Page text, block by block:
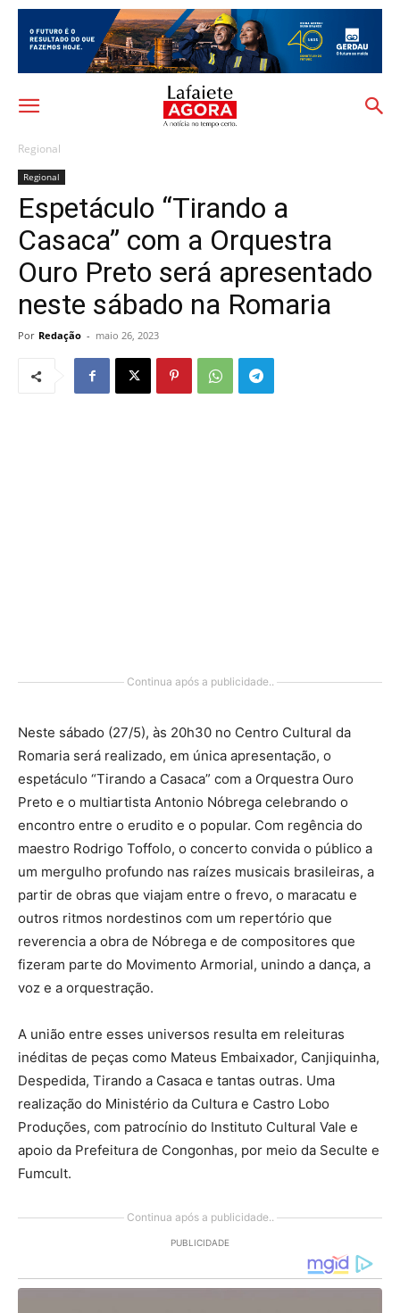
Regional
Regional
Espetáculo “Tirando a
Casaca” com a Orquestra
Ouro Preto será apresentado
neste sábado na Romaria
Por Redação - maio 26, 2023
Continua após a publicidade..
Neste sábado (27/5), às 20h30 no Centro Cultural da
Romaria será realizado, em única apresentação, o
espetáculo “Tirando a Casaca” com a Orquestra Ouro
Preto e o multiartista Antonio Nóbrega celebrando o
encontro entre o erudito e o popular. Com regência do
maestro Rodrigo Toffolo, o concerto convida o público a
um mergulho profundo nas raízes musicais brasileiras, a
partir de obras que viajam entre o frevo, o maracatu e
outros ritmos nordestinos com um repertório que
reverencia a obra de Nóbrega e de compositores que
fizeram parte do Movimento Armorial, unindo a dança, a
voz e a orquestração.
A união entre esses universos resulta em releituras
inéditas de peças como Mateus Embaixador, Canjiquinha,
Despedida, Tirando a Casaca e tantas outras. Uma
realização do Ministério da Cultura e Castro Lobo
Produções, com patrocínio do Instituto Cultural Vale e
apoio da Prefeitura de Congonhas, por meio da Seculte e
Fumcult.
Continua após a publicidade..
PUBLICIDADE